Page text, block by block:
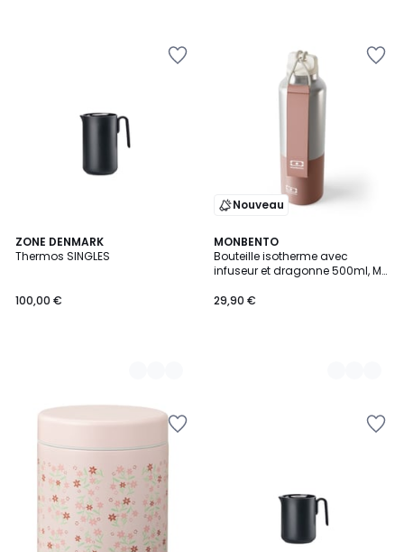
ZONE DENMARK
Thermos SINGLES
100,00 €
2
Couleurs
Nouveau
MONBENTO
Bouteille isotherme avec
infuseur et dragonne 500ml, MB
29,90 €
2
Couleurs